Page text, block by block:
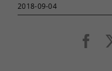
2018-09-04